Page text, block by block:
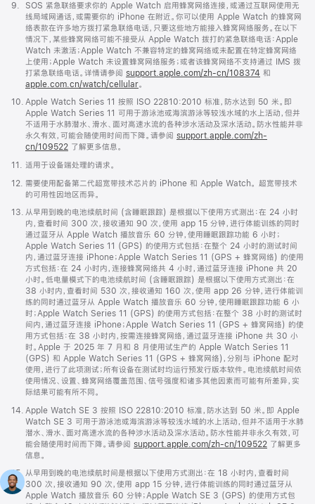
脚
9.
SOS 紧急联络要求你的 Apple Watch 启用蜂窝网络连接，或通过互联网使用无
线局域网通话，或需要你的 iPhone 在附近。你可以使用 Apple Watch 的蜂窝网
络表款在许多地方拨打紧急联络电话，只要这些地方能接入蜂窝网络服务。在以下
情况下，某些蜂窝网络可能不接受从 Apple Watch 拨打的紧急联络电话：Apple
Watch 未激活；Apple Watch 不兼容特定的蜂窝网络或未配置在特定蜂窝网络
上使用；Apple Watch 未设置蜂窝网络服务；或者该蜂窝网络不支持通过 IMS 拨
打紧急联络电话。详情请参阅 support.apple.com/zh-cn/108374 (在
口
中
打
开)
和
apple.com.cn/watch/cellular。
脚
10. Apple Watch Series 11 按照 ISO 22810:2010 标准，防水达到 50 米。即
Apple Watch Series 11 可用于游泳池或海滨游泳等较浅水域的水上活动，但并
不适用于水肺潜水、滑水、面对高速水流的各种涉水活动及深水活动。防水性能并非
永久有效，可能会随使用时间而下降。请参阅 support.apple.com/zh-
cn/109522 了解更多信息。
脚
11. 适用于设备端处理的请求。
脚
12. 需要使用配备第二代超宽带技术芯片的 iPhone 和 Apple Watch。 超宽带技术
的可用性因地区而异。
脚
13.
从早用到晚的电池续航时间 (含睡眠跟踪) 是根据以下使用方式测出：在 24 小时
内，查看时间 300 次，接收通知 90 次，使用 app 15 分钟，进行体能训练的同时
通过蓝牙从 Apple Watch 播放音乐 60 分钟，使用睡眠跟踪功能 6 小时；
Apple Watch Series 11 (GPS) 的使用方式包括：在整个 24 小时的测试时间
内，通过蓝牙连接 iPhone；Apple Watch Series 11 (GPS + 蜂窝网络) 的使用
方式包括：在 24 小时内，连接蜂窝网络共 4 小时，通过蓝牙连接 iPhone 共 20
小时。低电量模式下的电池续航时间 (含睡眠跟踪) 是根据以下使用方式测出：在
38 小时内，查看时间 530 次，接收通知 160 次，使用 app 26 分钟，进行体能训
练的同时通过蓝牙从 Apple Watch 播放音乐 60 分钟，使用睡眠跟踪功能 6 小
时；Apple Watch Series 11 (GPS) 的使用方式包括：在整个 38 小时的测试时
间内，通过蓝牙连接 iPhone；Apple Watch Series 11 (GPS + 蜂窝网络) 的使
用方式包括：在 38 小时内，按需连接蜂窝网络，通过蓝牙连接 iPhone 共 30 小
时。Apple 于 2025 年 7 月和 8 月使用试生产的 Apple Watch Series 11
(GPS) 和 Apple Watch Series 11 (GPS + 蜂窝网络)，分别与 iPhone 配对
使用，进行了此项测试；所有设备在测试时均运行预发行版本软件。电池续航时间依
使用情况、设置、蜂窝网络覆盖范围、信号强度和诸多其他因素而可能有所差异，实
际结果可能有所不同。
脚
14.
Apple Watch SE 3 按照 ISO 22810:2010 标准，防水达到 50 米。即 Apple
Watch SE 3 可用于游泳池或海滨游泳等较浅水域的水上活动，但并不适用于水肺
潜水、滑水、面对高速水流的各种涉水活动及深水活动。防水性能并非永久有效，可
能会随使用时间而下降。请参阅 support.apple.com/zh-cn/109522 了解更多
信息。
脚
注
15. 从早用到晚的电池续航时间是根据以下使用方式测出：在 18 小时内，查看时间
300 次，接收通知 90 次，使用 app 15 分钟，进行体能训练的同时通过蓝牙从
Apple Watch 播放音乐 60 分钟；Apple Watch SE 3 (GPS) 的使用方式包